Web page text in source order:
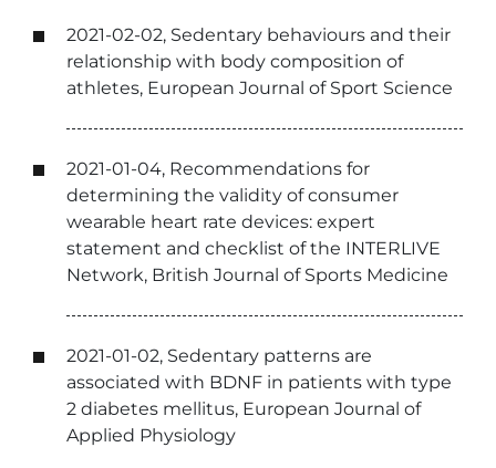
2021-02-02, Sedentary behaviours and their
relationship with body composition of
athletes, European Journal of Sport Science
2021-01-04, Recommendations for
determining the validity of consumer
wearable heart rate devices: expert
statement and checklist of the INTERLIVE
Network, British Journal of Sports Medicine
2021-01-02, Sedentary patterns are
associated with BDNF in patients with type
2 diabetes mellitus, European Journal of
Applied Physiology